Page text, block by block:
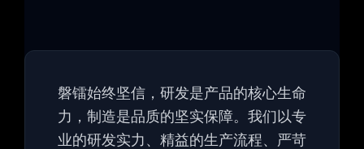
磐镭始终坚信，研发是产品的核心生命
力，制造是品质的坚实保障。我们以专
业的研发实力、精益的生产流程、严苛